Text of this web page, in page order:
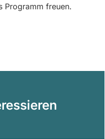
Programm freuen.